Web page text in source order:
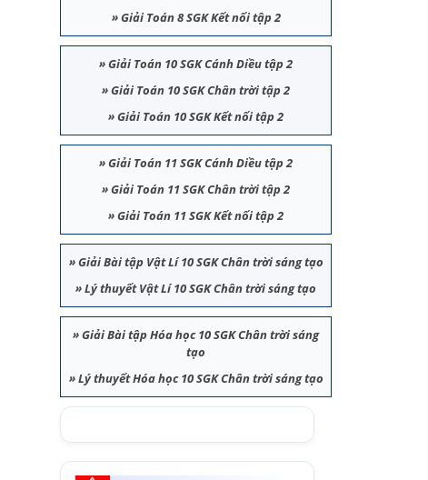
»Giải Toán 8 SGK Kết nối tập 2
»Giải Toán 10 SGK Cánh Diều tập 2
»Giải Toán 10 SGK Chân trời tập 2
»Giải Toán 10 SGK Kết nối tập 2
»Giải Toán 11 SGK Cánh Diều tập 2
»Giải Toán 11 SGK Chân trời tập 2
»Giải Toán 11 SGK Kết nối tập 2
»Giải Bài tập Vật Lí 10 SGK Chân trời sáng tạo
»Lý thuyết Vật Lí 10 SGK Chân trời sáng tạo
»Giải Bài tập Hóa học 10 SGK Chân trời sáng
tạo
»Lý thuyết Hóa học 10 SGK Chân trời sáng tạo